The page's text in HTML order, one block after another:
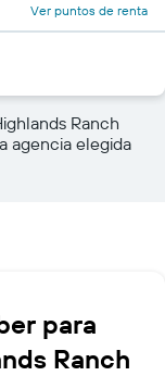
Ver puntos de renta
Ranch
agencia elegida
para
Ranch